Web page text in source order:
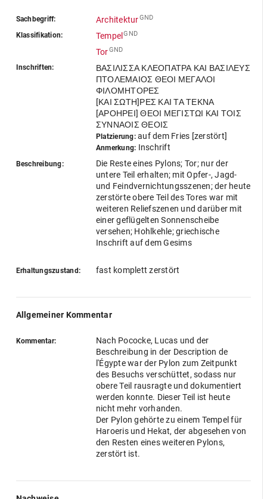
Sachbegriff: ArchitekturGND
Klassifikation: Tempel GND
TorGND
Inschriften:
ΒΑΣΙΛΙΣΣΑ ΚΛΕΟΠΑΤΡΑ ΚΑΙ ΒΑΣΙΛΕΥΣ
ΠΤΟΛΕΜΑΙΟΣ ΘΕΟΙ ΜΕΓΑΛΟΙ
ΦΙΛΟΜΗΤΟΡΕΣ
[ΚΑΙ ΣΩΤΗ]ΡΕΣ ΚΑΙ ΤΑ ΤΕΚΝΑ
[ΑΡΟΗΡΕΙ] ΘΕΟΙ ΜΕΓΙΣΤΩΙ ΚΑΙ ΤΟΙΣ
ΣΥΝΝΑΟΙΣ ΘΕΟΙΣ
Platzierung:auf dem Fries [zerstört]
Anmerkung: Inschrift
Beschreibung:
Die Reste eines Pylons; Tor; nur der
untere Teil erhalten; mit Opfer-, Jagd-
und Feindvernichtungsszenen; der heute
zerstörte obere Teil des Tores war mit
weiteren Reliefszenen und darüber mit
einer geflügelten Sonnenscheibe
versehen; Hohlkehle; griechische
Inschrift auf dem Gesims
Erhaltungszustand: fast komplett zerstört
Allgemeiner Kommentar
Kommentar:
Nach Pococke, Lucas und der
Beschreibung in der Description de
l'Égypte war der Pylon zum Zeitpunkt
des Besuchs verschüttet, sodass nur
obere Teil rausragte und dokumentiert
werden konnte. Dieser Teil ist heute
nicht mehr vorhanden.
Der Pylon gehörte zu einem Tempel für
Haroeris und Hekat, der abgesehen von
den Resten eines weiteren Pylons,
zerstört ist.